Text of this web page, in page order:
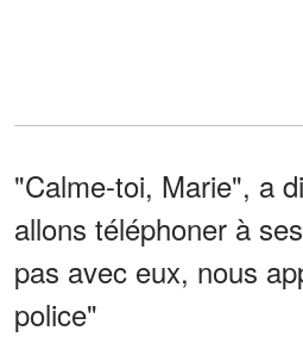
"Calme-toi, Marie", a
allons téléphoner à
pas avec eux, nous
police"